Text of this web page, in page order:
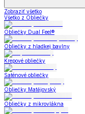
Zobraziť všetko
Všetko z Obliečky
Obliečky Dual Feel®
Obliečky z hladkej bavlny
Krepové obliečky
Saténové obliečky
Obliečky Matějovský
Obliečky z mikrovlákna